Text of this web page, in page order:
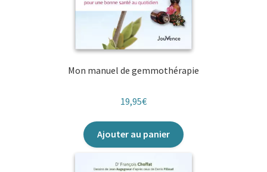
Mon manuel de gemmothérapie
19,95€
Ajouter au panier